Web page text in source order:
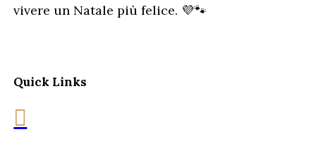
vivere un Natale più felice. 💜🐾
Quick Links
